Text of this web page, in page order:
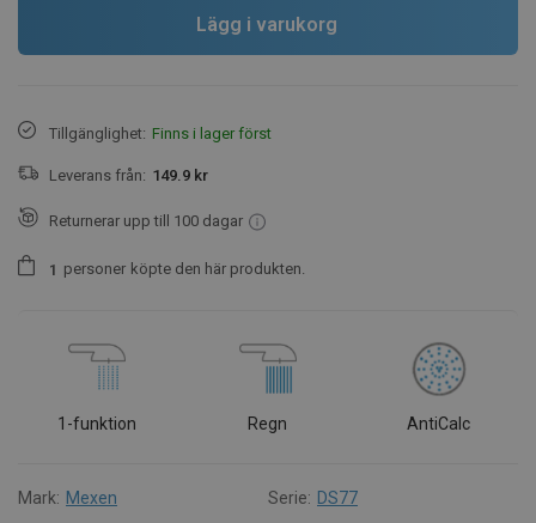
Lägg i varukorg
Tillgänglighet: Finns i lager först
Leverans från: 149.9 kr
Returnerar upp till 100 dagar
1 personer köpte den här produkten.
1-funktion Regn AntiCalc
Mark: Mexen Serie: DS77